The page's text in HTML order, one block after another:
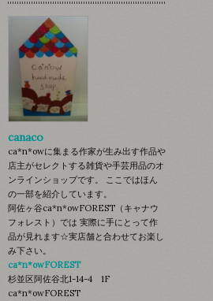
canaco
ca*n*owに集まる作家が生み出す作品や
店主がセレクトする雑貨や手芸用品のオ
ンラインショップです。 ここではほん
の一部を紹介しています。
阿佐ヶ谷ca*n*owFOREST（キャナウ
フォレスト）では 実際に手にとって作
品が見れます☆実店舗と合わせてお楽し
み下さい。
ca*n*owFOREST
杉並区阿佐谷北1-14-4 1F
ca*n*owFOREST